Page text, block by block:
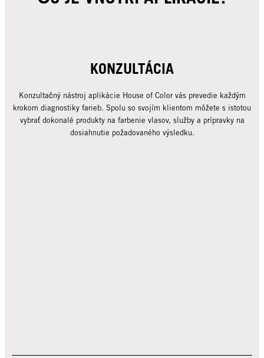
KONZULTÁCIA
Konzultačný nástroj aplikácie House of Color vás prevedie každým
krokom diagnostiky farieb. Spolu so svojím klientom môžete s istotou
vybrať dokonalé produkty na farbenie vlasov, služby a prípravky na
dosiahnutie požadovaného výsledku.